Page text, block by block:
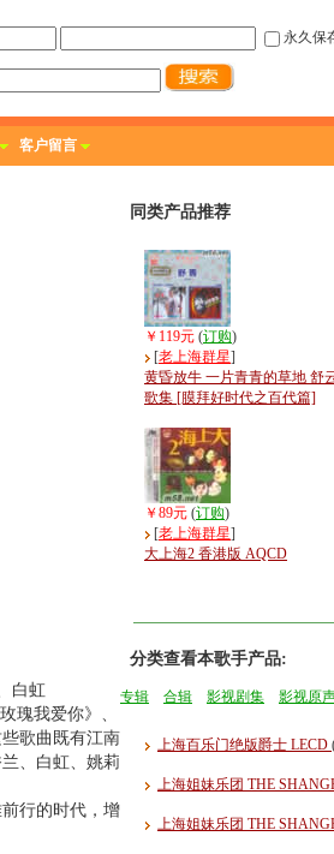
永久保
客户留言
白虹
瑰我爱你》、
歌曲既有江南
、白虹、姚莉
行的时代，增
同类产品推荐
￥119元 (订购)
[老上海群星]
黄昏放牛 一片青青的草地 舒
歌集 [膜拜好时代之百代篇]
￥89元 (订购)
[老上海群星]
大上海2 香港版 AQCD
分类查看本歌手产品:
专辑 合辑 影视剧集 影视原
上海百乐门绝版爵士 LECD
上海姐妹乐团 THE
上海姐妹乐团 THE